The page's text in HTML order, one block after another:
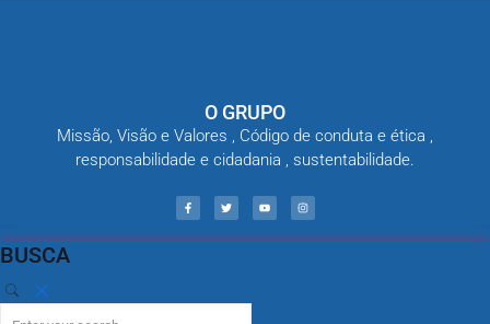
O GRUPO
Missão, Visão e Valores , Código de conduta e ética ,
responsabilidade e cidadania , sustentabilidade.
BUSCA